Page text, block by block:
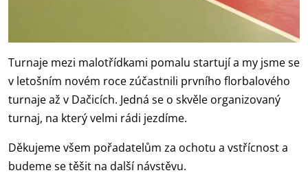
Turnaje mezi malotřídkami pomalu startují a my jsme se
v letošním novém roce zúčastnili prvního florbalového
turnaje až v Dačicích. Jedná se o skvěle organizovaný
turnaj, na který velmi rádi jezdíme.
Děkujeme všem pořadatelům za ochotu a vstřícnost a
budeme se těšit na další návstěvu.